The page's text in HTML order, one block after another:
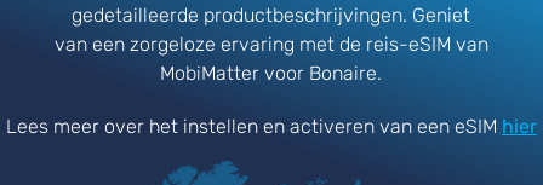
gedetailleerde productbeschrijvingen. Geniet
van een zorgeloze ervaring met de reis-eSIM van
MobiMatter voor Bonaire.
Lees meer over het instellen en activeren van een eSIM hier